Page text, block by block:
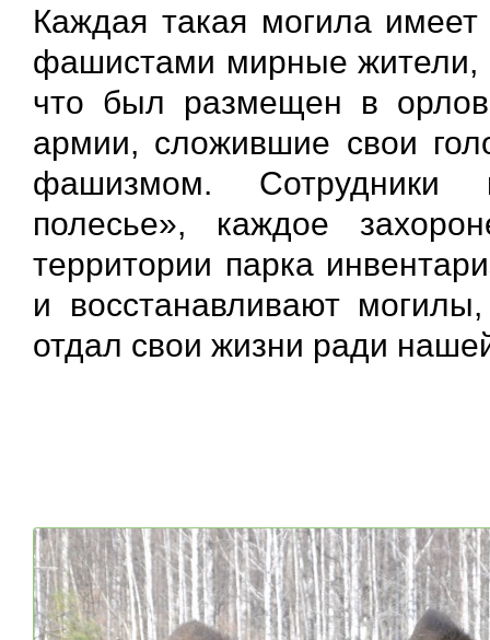
Каждая такая могила
фашистами мирные жители,
что был размещен в
армии, сложившие свои
фашизмом. Сотрудники
полесье», каждое
территории парка
и восстанавливают
отдал свои жизни ради